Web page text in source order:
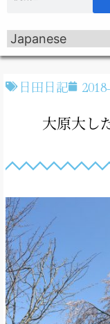
日田日記
大原大し